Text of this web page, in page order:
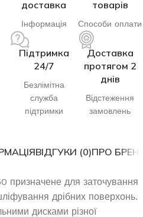
доставка
Інформація
товарів
Способи оплати
Підтримка
24/7
Безлімітна
служба
підтримки
Доставка
протягом 2
днів
Відстеження
замовлень
ВІДГУКИ (0)ПРО
призначене для заточування
дрібних поверхонь.
дисками різної